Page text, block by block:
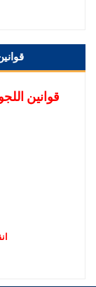
قوانين